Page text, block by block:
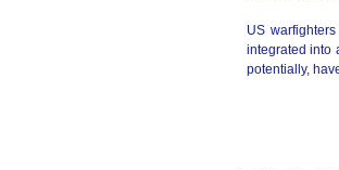
US
integrated into
potentially,